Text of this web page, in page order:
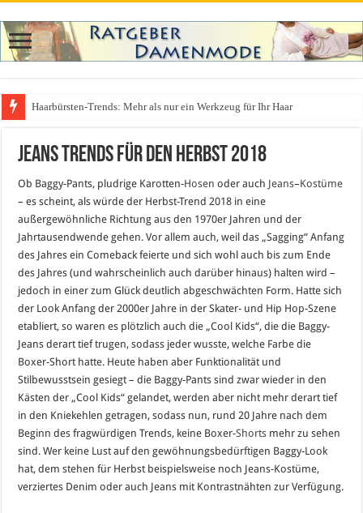
Haarbürsten-Trends: Mehr als nur ein Werkzeug für Ihr Haar
Jeans Trends für den Herbst 2018
Ob Baggy-Pants, pludrige Karotten-Hosen oder auch Jeans–Kostüme
– es scheint, als würde der Herbst-Trend 2018 in eine
außergewöhnliche Richtung aus den 1970er Jahren und der
Jahrtausendwende gehen. Vor allem auch, weil das „Sagging“ Anfang
des Jahres ein Comeback feierte und sich wohl auch bis zum Ende
des Jahres (und wahrscheinlich auch darüber hinaus) halten wird –
jedoch in einer zum Glück deutlich abgeschwächten Form. Hatte sich
der Look Anfang der 2000er Jahre in der Skater- und Hip Hop-Szene
etabliert, so waren es plötzlich auch die „Cool Kids“, die die Baggy-
Jeans derart tief trugen, sodass jeder wusste, welche Farbe die
Boxer-Short hatte. Heute haben aber Funktionalität und
Stilbewusstsein gesiegt – die Baggy-Pants sind zwar wieder in den
Kästen der „Cool Kids“ gelandet, werden aber nicht mehr derart tief
in den Kniekehlen getragen, sodass nun, rund 20 Jahre nach dem
Beginn des fragwürdigen Trends, keine Boxer-Shorts mehr zu sehen
sind. Wer keine Lust auf den gewöhnungsbedürftigen Baggy-Look
hat, dem stehen für Herbst beispielsweise noch Jeans-Kostüme,
verziertes Denim oder auch Jeans mit Kontrastnähten zur Verfügung.